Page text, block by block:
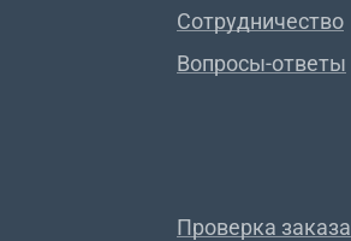
Сотрудничество
Вопросы-ответы
Проверка заказа